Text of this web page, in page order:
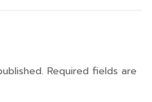
Required fields are